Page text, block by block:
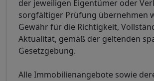
der jeweiligen Eigentümer oder
sorgfältiger Prüfung übernehmen
Gewähr für die Richtigkeit,
Aktualität, gemäß der geltenden
Gesetzgebung.
Alle Immobilienangebote sowie